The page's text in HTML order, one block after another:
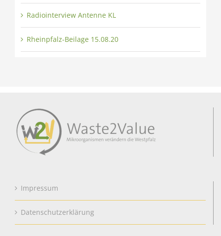
Radiointerview Antenne KL
Rheinpfalz-Beilage 15.08.20
Impressum
Datenschutzerklärung